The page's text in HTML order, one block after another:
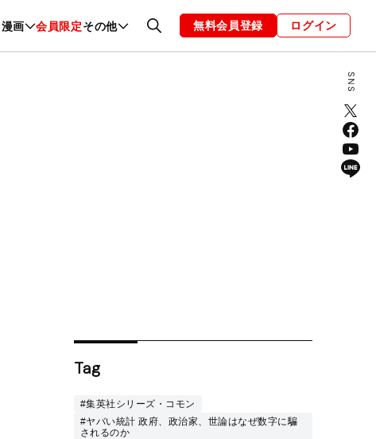
漫画 会員限定その他
ファッション 恋愛・結婚 編集部 お知らせ
無料会員登録 ログイン
Tag
#集英社シリーズ・コモン
#ヤバい統計 政府、政治家、世論はなぜ数字に騙
されるのか